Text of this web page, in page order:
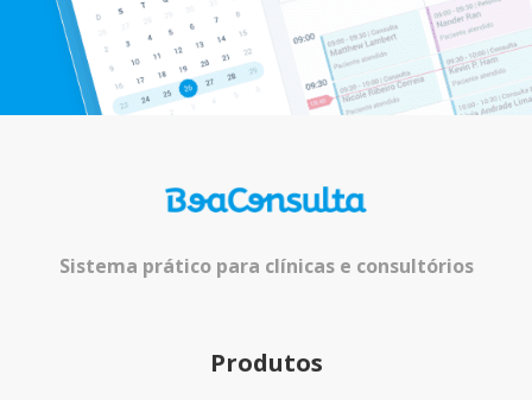
Sistema prático para clínicas e consultórios
Produtos